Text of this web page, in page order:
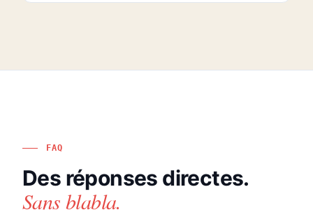
FAQ
Des réponses directes.
Sans blabla.